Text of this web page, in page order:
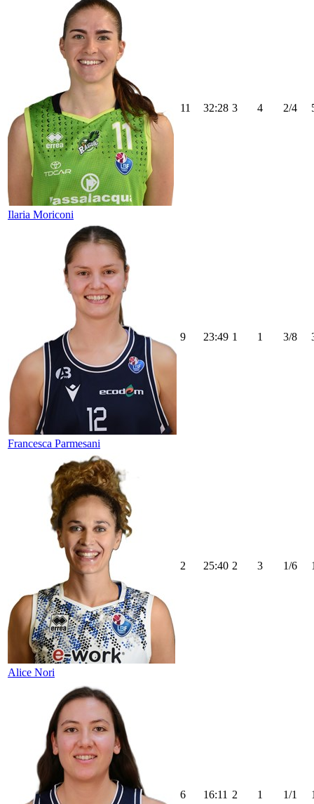
Ilaria Moriconi
11 32:28 3 4 2/4
Francesca Parmesani
9 23:49 1 1 3/8
Alice Nori
2 25:40 2 3 1/6
6 16:11 2 1 1/1